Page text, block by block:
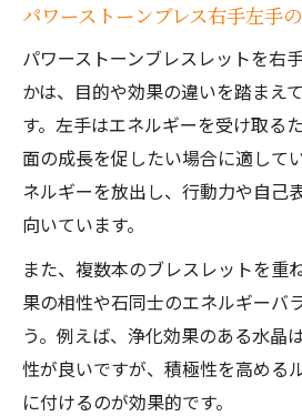
す方法
運気別パワーストーン
体験談
パワーストーンブレス
の秘訣
日常で取り入れるパワー
パワーストーンブレス
実践法
日常使いに適したパワースト
日常で使いやすいパワー
パワーストーンブレス右手左手
パワーストーンブレスレットを右
かは、目的や効果の違いを踏まえ
す。左手はエネルギーを受け取る
面の成長を促したい場合に適して
ネルギーを放出し、行動力や自己
向いています。
また、複数本のブレスレットを重
果の相性や石同士のエネルギーバ
う。例えば、浄化効果のある水晶
性が良いですが、積極性を高める
に付けるのが効果的です。